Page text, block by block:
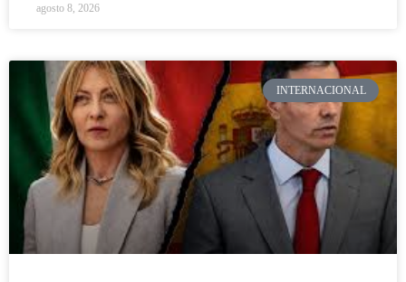
agosto 8, 2026
INTERNACIONAL